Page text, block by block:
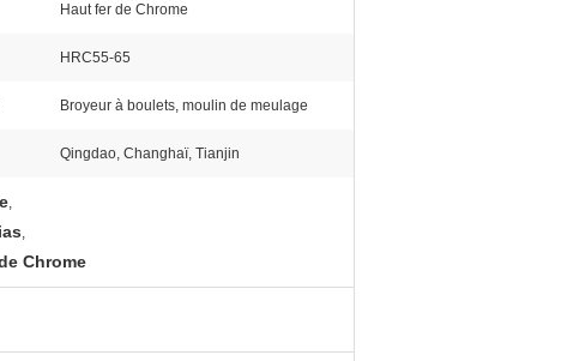
Haut fer de Chrome
HRC55-65
Broyeur à boulets, moulin de meulage
Qingdao, Changhaï, Tianjin
,
,
Chrome